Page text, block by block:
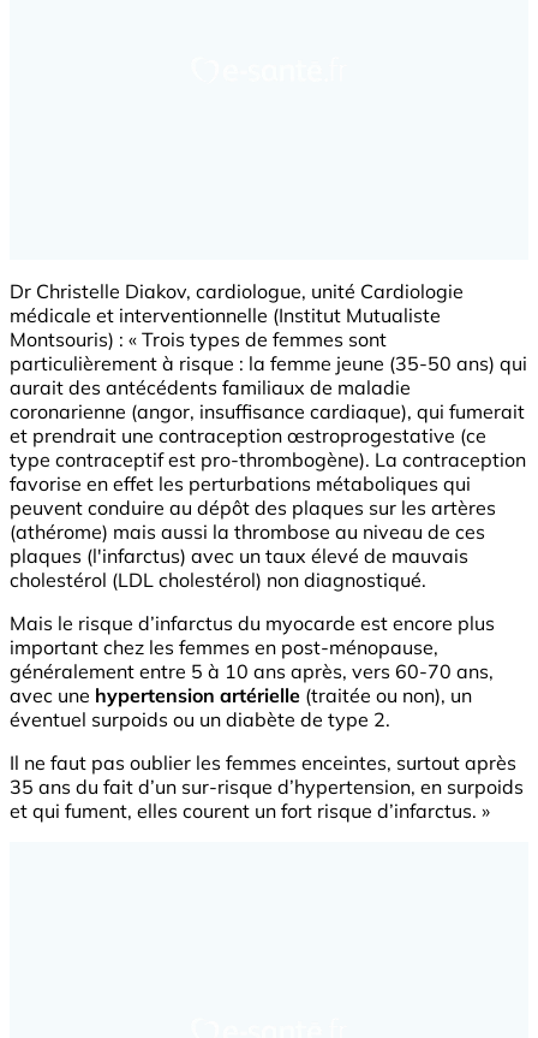
Dr Christelle Diakov, cardiologue, unité Cardiologie
médicale et interventionnelle (Institut Mutualiste
Montsouris) : « Trois types de femmes sont
particulièrement à risque : la femme jeune (35-50 ans) qui
aurait des antécédents familiaux de maladie
coronarienne (angor, insuffisance cardiaque), qui fumerait
et prendrait une contraception œstroprogestative (ce
type contraceptif est pro-thrombogène). La contraception
favorise en effet les perturbations métaboliques qui
peuvent conduire au dépôt des plaques sur les artères
(athérome) mais aussi la thrombose au niveau de ces
plaques (l'infarctus) avec un taux élevé de mauvais
cholestérol (LDL cholestérol) non diagnostiqué.
Mais le risque d’infarctus du myocarde est encore plus
important chez les femmes en post-ménopause,
généralement entre 5 à 10 ans après, vers 60-70 ans,
avec une hypertension artérielle (traitée ou non), un
éventuel surpoids ou un diabète de type 2.
Il ne faut pas oublier les femmes enceintes, surtout après
35 ans du fait d’un sur-risque d’hypertension, en surpoids
et qui fument, elles courent un fort risque d’infarctus. »